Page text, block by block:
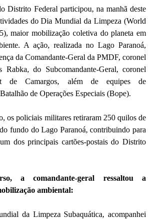
Distrito Federal participou, na manhã deste
do Dia Mundial da Limpeza (World
maior mobilização coletiva do planeta em
A ação, realizada no Lago Paranoá,
da Comandante-Geral da PMDF, coronel
Rabka, do Subcomandante-Geral, coronel
de Camargos, além de equipes de
de Operações Especiais (Bope).
os policiais militares retiraram 250 quilos de
fundo do Lago Paranoá, contribuindo para
dos principais cartões-postais do Distrito
a comandante-geral ressaltou a
ambiental:
da Limpeza Subaquática, acompanhei